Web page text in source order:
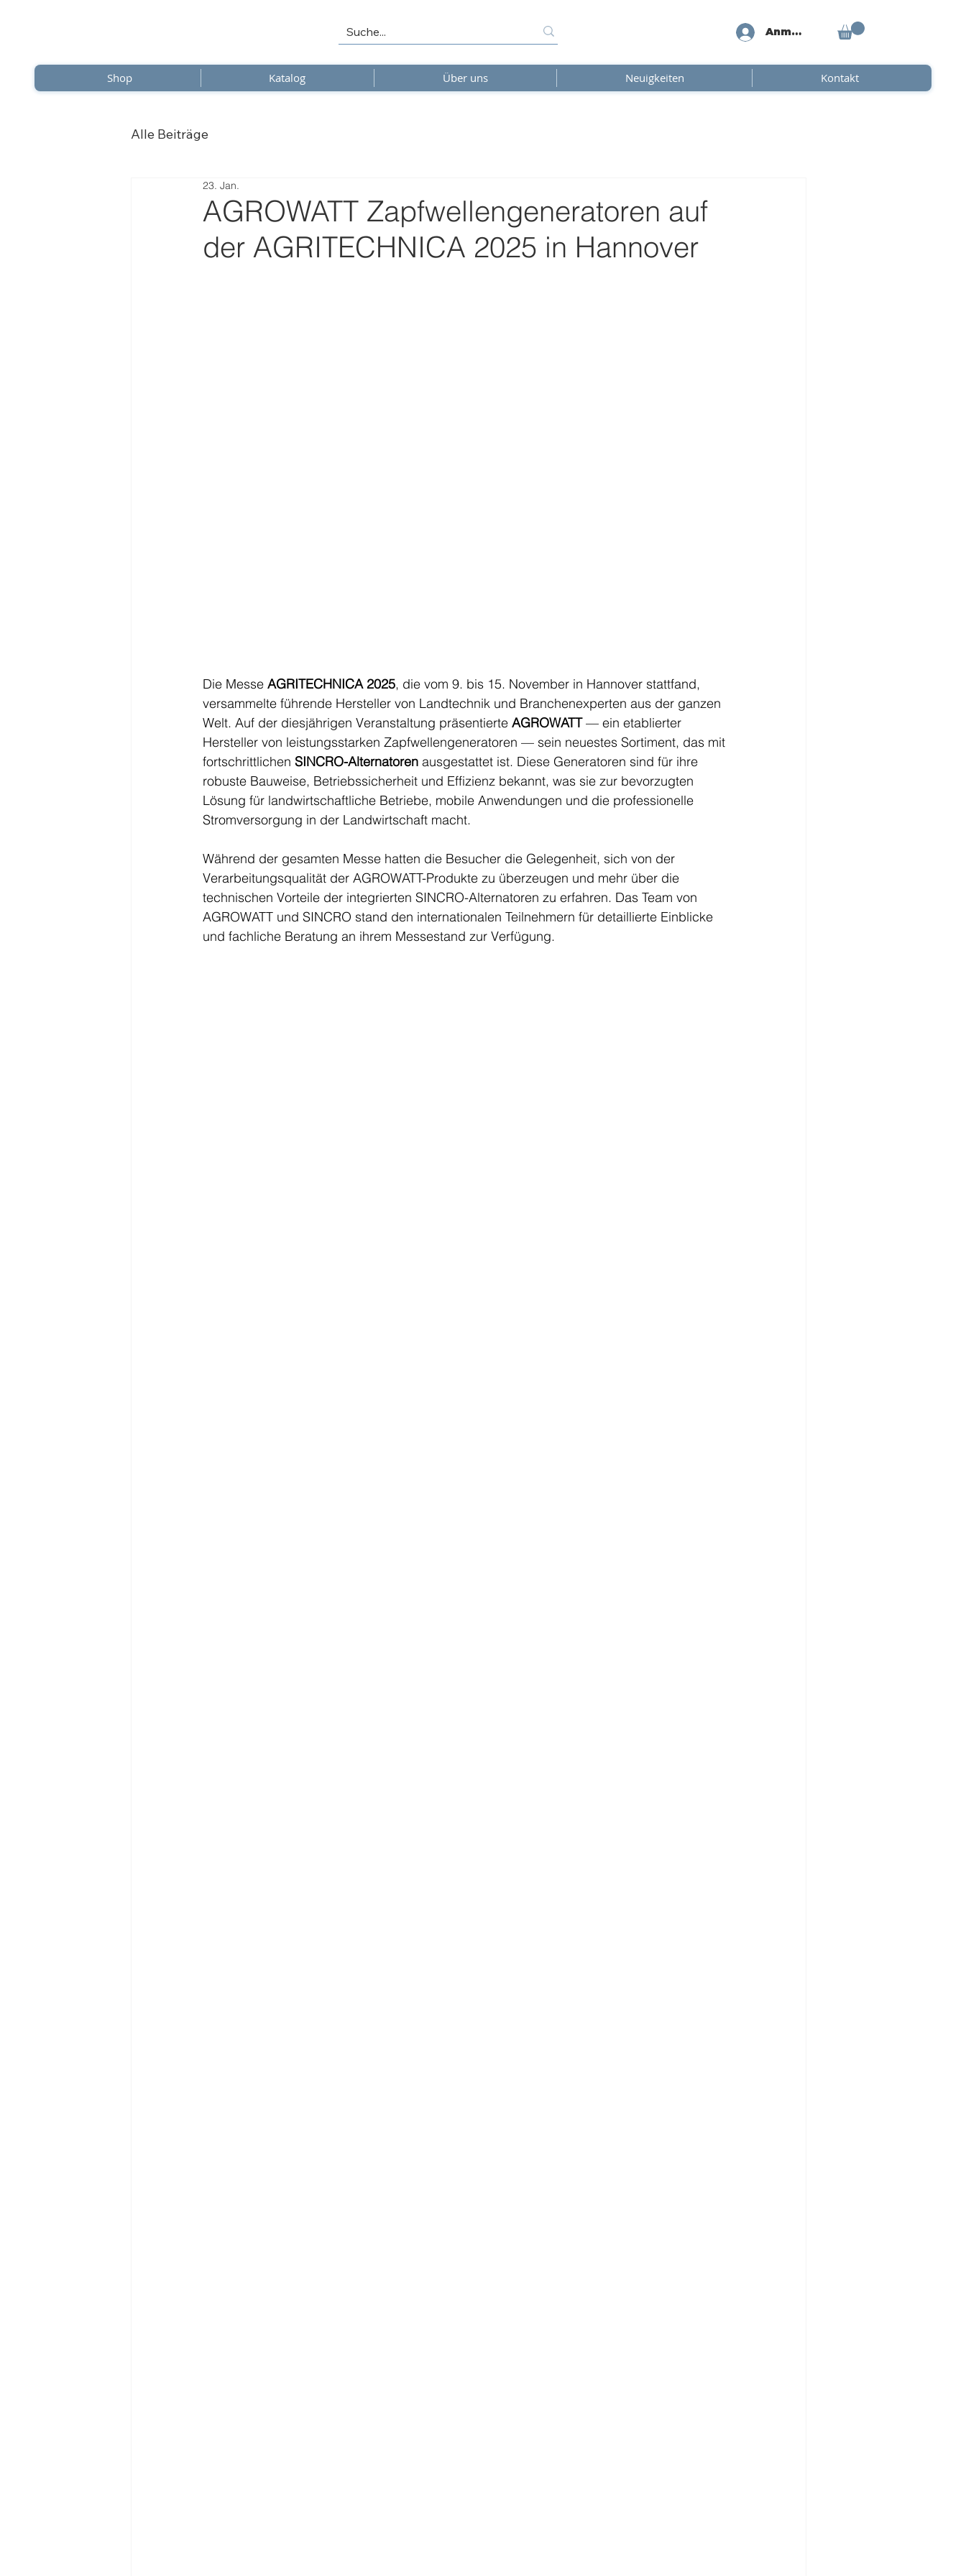
Anmelden
Shop Katalog Über uns Neuigkeiten Kontakt
Alle Beiträge
AGROWATT Zapfwellengeneratoren auf
der AGRITECHNICA 2025 in Hannover
23. Jan.
Die Messe AGRITECHNICA 2025, die vom 9. bis 15. November in Hannover stattfand,
versammelte führende Hersteller von Landtechnik und Branchenexperten aus der ganzen
Welt. Auf der diesjährigen Veranstaltung präsentierte AGROWATT — ein etablierter
Hersteller von leistungsstarken Zapfwellengeneratoren — sein neuestes Sortiment, das mit
fortschrittlichen SINCRO-Alternatoren ausgestattet ist. Diese Generatoren sind für ihre
robuste Bauweise, Betriebssicherheit und Effizienz bekannt, was sie zur bevorzugten
Lösung für landwirtschaftliche Betriebe, mobile Anwendungen und die professionelle
Stromversorgung in der Landwirtschaft macht.
Während der gesamten Messe hatten die Besucher die Gelegenheit, sich von der
Verarbeitungsqualität der AGROWATT-Produkte zu überzeugen und mehr über die
technischen Vorteile der integrierten SINCRO-Alternatoren zu erfahren. Das Team von
AGROWATT und SINCRO stand den internationalen Teilnehmern für detaillierte Einblicke
und fachliche Beratung an ihrem Messestand zur Verfügung.